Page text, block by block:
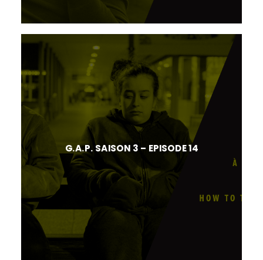
G.A.P. SAISON 3 – EPISODE 14